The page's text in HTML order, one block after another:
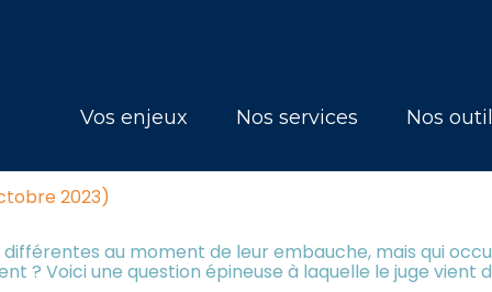
Vos enjeux Nos services Nos
= RÉMUNÉRATION
2023)
différentes au moment de leur embauche, mais qui
? Voici une question épineuse à laquelle le juge vient